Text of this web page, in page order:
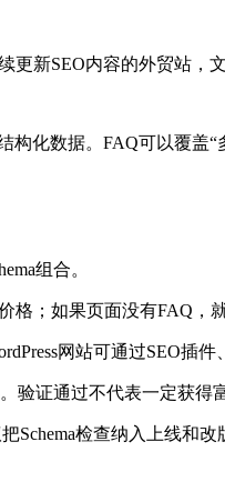
新SEO内容的外贸站，文
化数据。FAQ可以覆盖
组合。
；如果页面没有FAQ，就
网站可通过SEO插件
验证通过不代表一定获得
检查纳入上线和改